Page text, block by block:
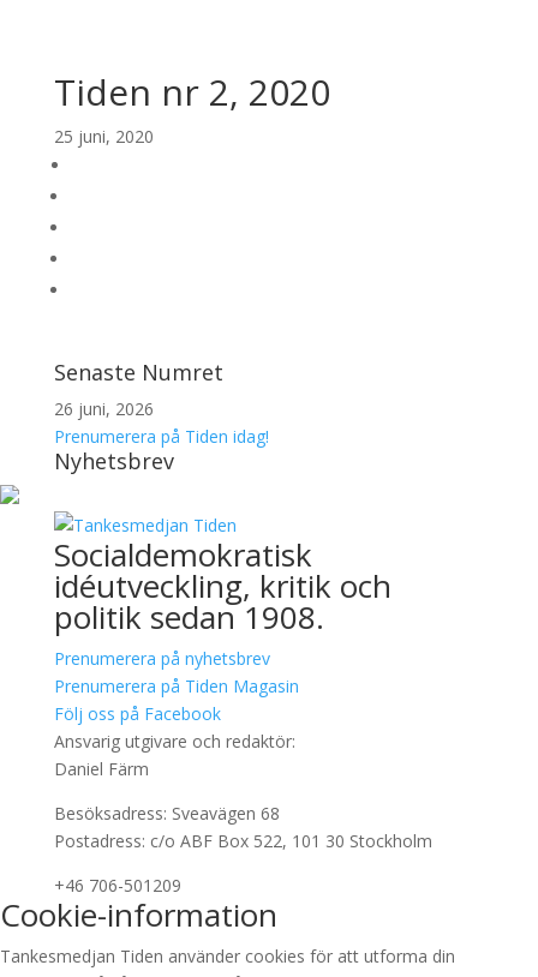
Tiden nr 2, 2020
25 juni, 2020
Senaste Numret
26 juni, 2026
Prenumerera på Tiden idag!
Nyhetsbrev
Socialdemokratisk
idéutveckling, kritik och
politik sedan 1908.
Prenumerera på nyhetsbrev
Prenumerera på Tiden Magasin
Följ oss på Facebook
Ansvarig utgivare och redaktör:
Daniel Färm
Besöksadress: Sveavägen 68
Postadress: c/o ABF Box 522, 101 30 Stockholm
+46 706-501209
Cookie-information
Tankesmedjan Tiden använder cookies för att utforma din